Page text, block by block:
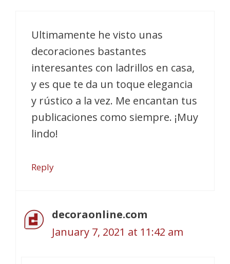
Ultimamente he visto unas
decoraciones bastantes
interesantes con ladrillos en casa,
y es que te da un toque elegancia
y rústico a la vez. Me encantan tus
publicaciones como siempre. ¡Muy
lindo!
Reply
decoraonline.com
January 7, 2021 at 11:42 am